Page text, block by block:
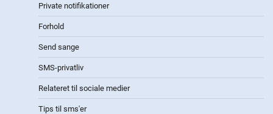
Private notifikationer
Forhold
Send sange
SMS-privatliv
Relateret til sociale medier
Tips til sms'er